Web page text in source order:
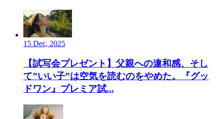
15 Dec, 2025
【試写会プレゼント】父親への違和感、そし
て”いい子”は空気を読むのをやめた。『グッ
ドワン』プレミア試...